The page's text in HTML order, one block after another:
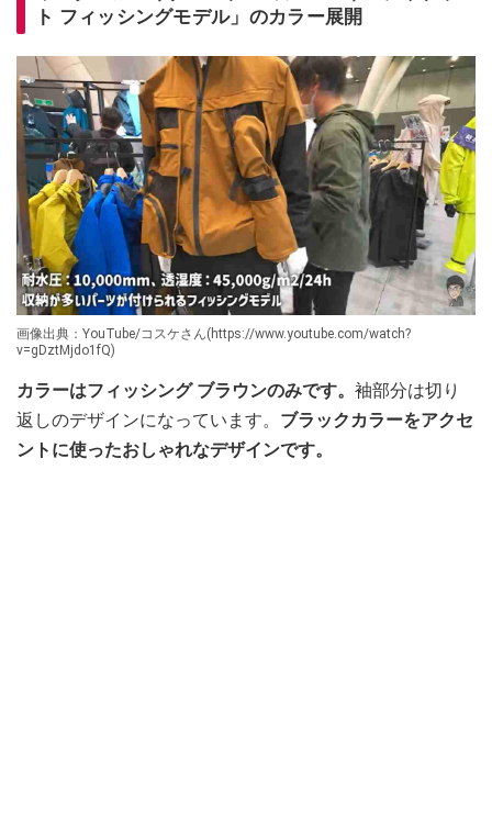
ト フィッシングモデル」のカラー展開
画像出典：YouTube/コスケさん(https://www.youtube.com/watch?
v=gDztMjdo1fQ)
カラーはフィッシング ブラウンのみです。 袖部分は切り
返しのデザインになっています。 ブラックカラーをアクセ
ントに使ったおしゃれなデザインです。